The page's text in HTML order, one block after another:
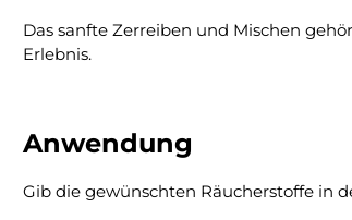
Das sanfte Zerreiben und Mischen
Erlebnis.
Anwendung
Gib die gewünschten Räucherstoffe in